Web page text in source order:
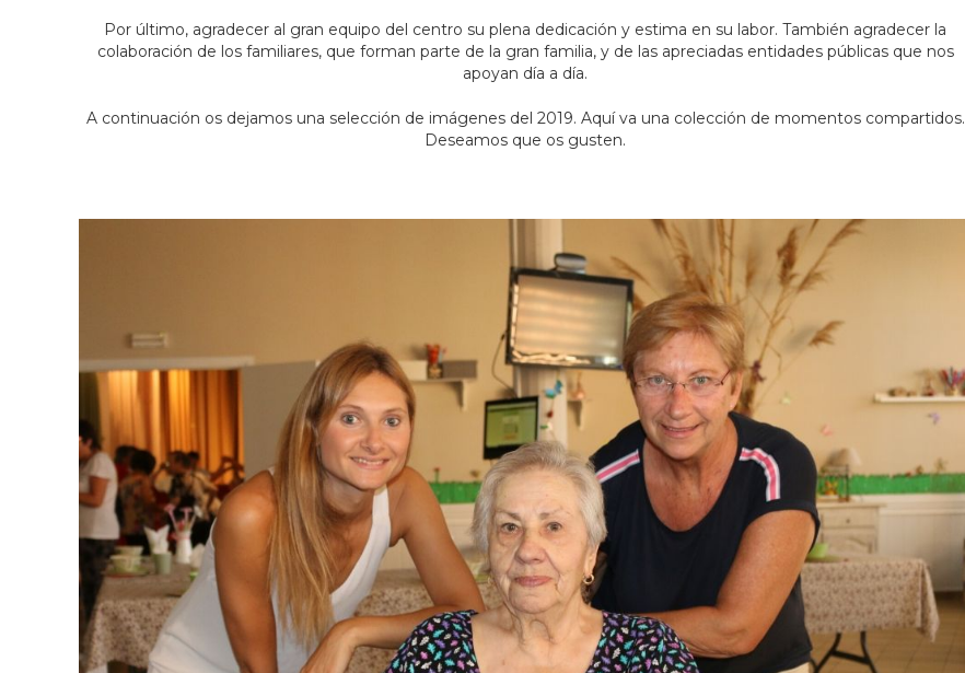
Por último, agradecer al gran equipo del centro su plena dedicación y estima en su labor. También agradecer la
colaboración de los familiares, que forman parte de la gran familia, y de las apreciadas entidades públicas que nos
apoyan día a día.
A continuación os dejamos una selección de imágenes del 2019. Aquí va una colección de momentos compartidos.
Deseamos que os gusten.